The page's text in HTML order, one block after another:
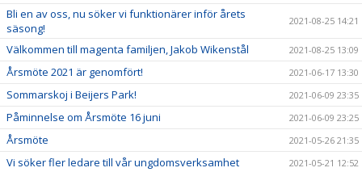
Bli en av oss, nu söker vi funktionärer inför årets
säsong!
2021-08-25 14:21
Välkommen till magenta familjen, Jakob Wikenstål 2021-08-25 13:09
Årsmöte 2021 är genomfört! 2021-06-17 13:30
Sommarskoj i Beijers Park! 2021-06-09 23:35
Påminnelse om Årsmöte 16 juni 2021-06-09 23:25
Årsmöte 2021-05-26 21:35
Vi söker fler ledare till vår ungdomsverksamhet 2021-05-21 12:52